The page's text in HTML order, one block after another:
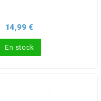
14,99 €
En stock